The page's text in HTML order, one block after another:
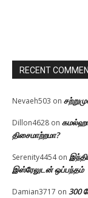
RECENT
Nevaeh503 on
Dillon4628 on
திசைமாற்றமா?
Serenity4454on
இஸ்ரேலுடன் ஒப்பந்தம்
Damian3717 on 300